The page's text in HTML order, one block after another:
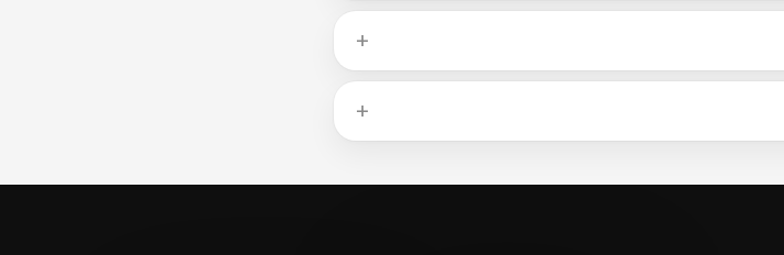
הנחיות בטיחות מזון ממליצות לבשל עוף ל-74°C (165°F), בשר טחון ל-71°C (160°F), ונתחים שלמים של בקר, חזיר או
ברווז נא נשמר 1–2 ימים במקרר (0–4°C) ועד 4–12 חודשים במקפיא (-18°C), בהתאם לנתח. שאריות מבושלות בטוחות